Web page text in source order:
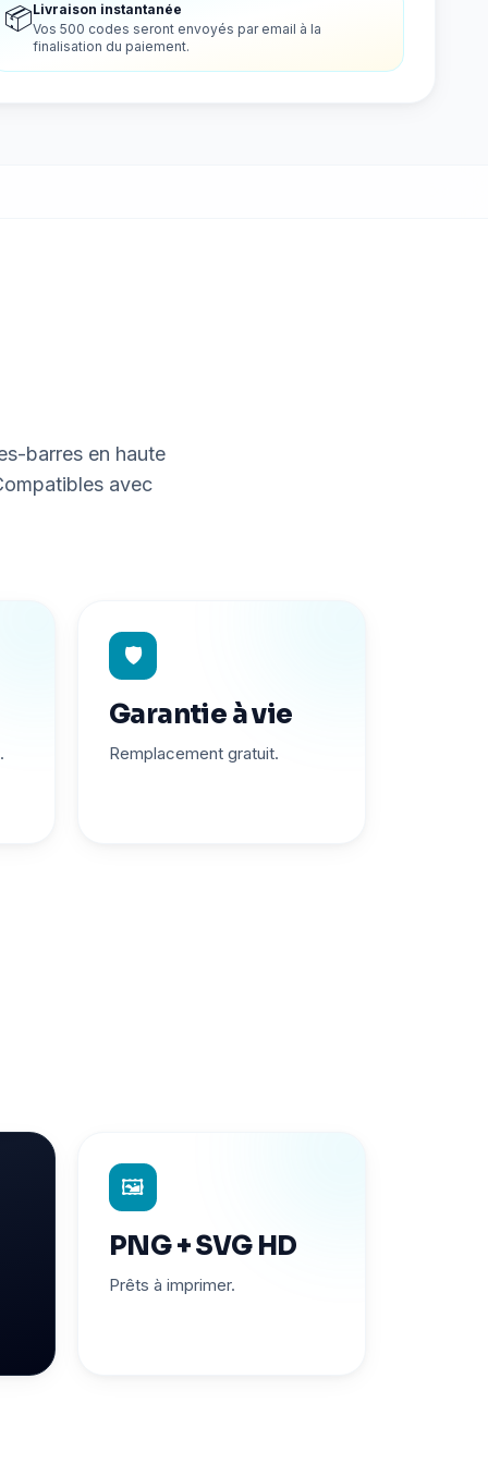
📦Livraison instantanée
Vos 500 codes seront envoyés par email à la
finalisation du paiement.
barres en haute
avec
🛡️
Garantie à vie
Remplacement gratuit.
🖼️
PNG + SVG HD
Prêts à imprimer.